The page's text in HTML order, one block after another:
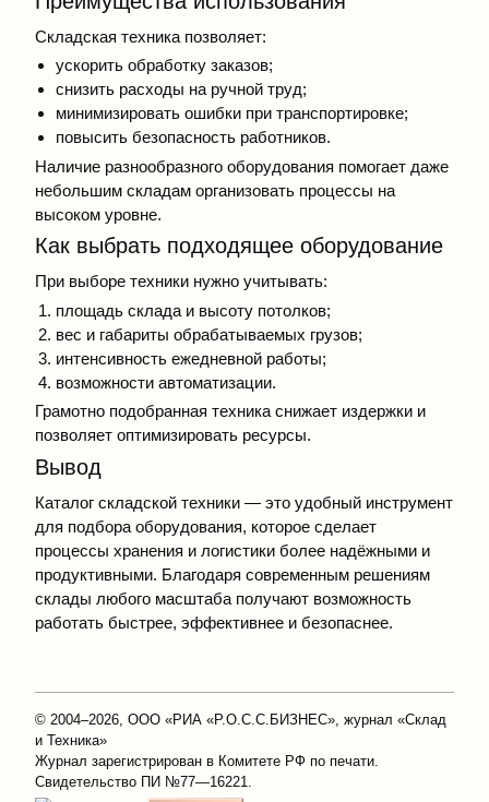
Складская техника позволяет:
ускорить обработку заказов;
снизить расходы на ручной труд;
минимизировать ошибки при транспортировке;
повысить безопасность работников.
Наличие разнообразного оборудования помогает даже
небольшим складам организовать процессы на
высоком уровне.
Как выбрать подходящее оборудование
При выборе техники нужно учитывать:
площадь склада и высоту потолков;
вес и габариты обрабатываемых грузов;
интенсивность ежедневной работы;
возможности автоматизации.
Грамотно подобранная техника снижает издержки и
позволяет оптимизировать ресурсы.
Вывод
Каталог складской техники — это удобный инструмент
для подбора оборудования, которое сделает
процессы хранения и логистики более надёжными и
продуктивными. Благодаря современным решениям
склады любого масштаба получают возможность
работать быстрее, эффективнее и безопаснее.
© 2004–2026, ООО «РИА «Р.О.С.С.БИЗНЕС», журнал «Склад
и Техника»
Журнал зарегистрирован в Комитете РФ по печати.
Свидетельство ПИ №77—16221.